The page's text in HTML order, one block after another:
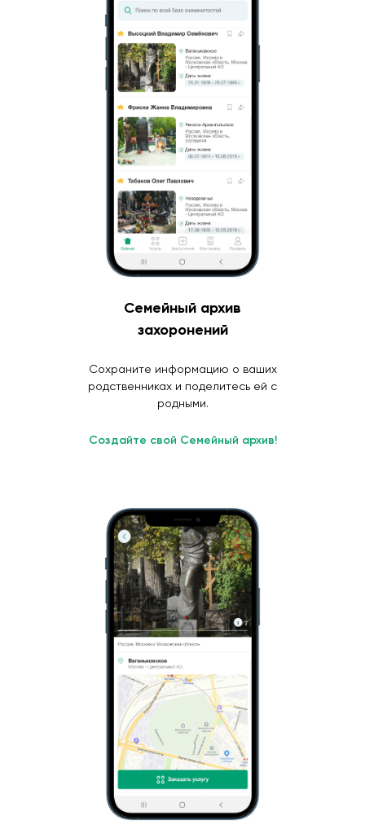
Семейный архив
захоронений
Сохраните информацию о ваших
родственниках и поделитесь ей с
родными.
Создайте свой Семейный архив!